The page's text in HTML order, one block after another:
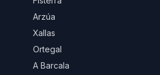
Arzúa
Xallas
Ortegal
A Barcala